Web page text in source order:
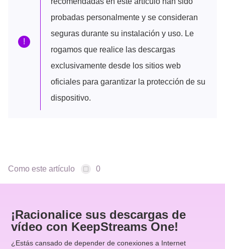
!
probadas personalmente y se consideran
seguras durante su instalación y uso. Le
rogamos que realice las descargas
exclusivamente desde los sitios web
oficiales para garantizar la protección de su
dispositivo.
Como este artículo 0
¡Racionalice sus descargas de
vídeo con KeepStreams One!
¿Estás cansado de depender de conexiones a Internet